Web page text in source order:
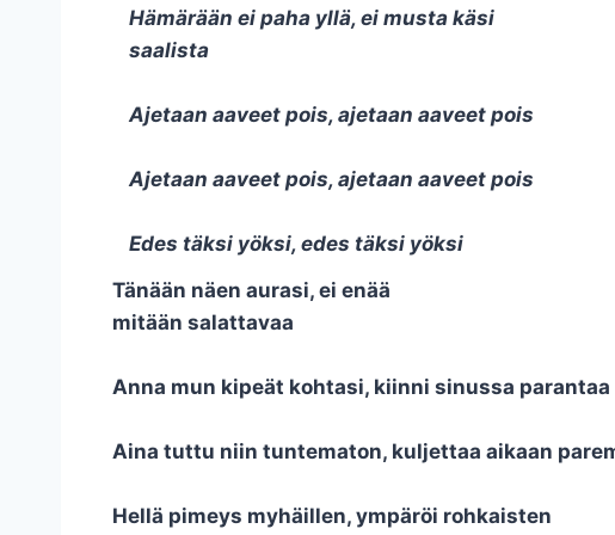
Hämärään ei paha yllä, ei musta käsi
saalista
Ajetaan aaveet pois, ajetaan aaveet pois
Ajetaan aaveet pois, ajetaan aaveet pois
Edes täksi yöksi, edes täksi yöksi
Tänään näen aurasi, ei enää
mitään salattavaa
Anna mun kipeät kohtasi, kiinni sinussa parantaa
Aina tuttu niin tuntematon, kuljettaa aikaan
Hellä pimeys myhäillen, ympäröi rohkaisten